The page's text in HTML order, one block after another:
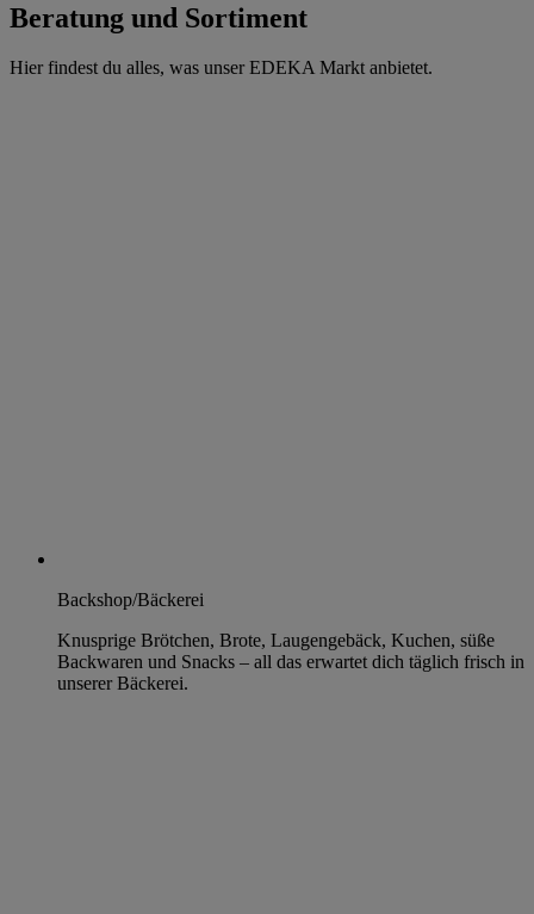
Beratung und Sortiment
Hier findest du alles, was unser EDEKA Markt anbietet.
Backshop/Bäckerei
Knusprige Brötchen, Brote, Laugengebäck, Kuchen, süße
Backwaren und Snacks – all das erwartet dich täglich frisch in
unserer Bäckerei.